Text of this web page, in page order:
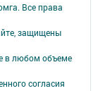
Все права
защищены
в любом объеме
согласия